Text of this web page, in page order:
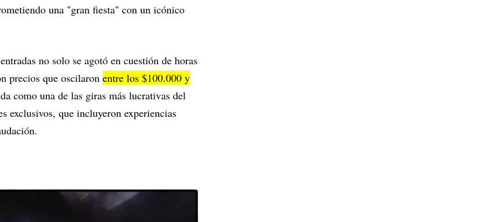
una "gran fiesta" con un icónico
no solo se agotó en cuestión de horas
precios que oscilaron entre los $100.000 y
como una de las giras más lucrativas del
exclusivos, que incluyeron experiencias